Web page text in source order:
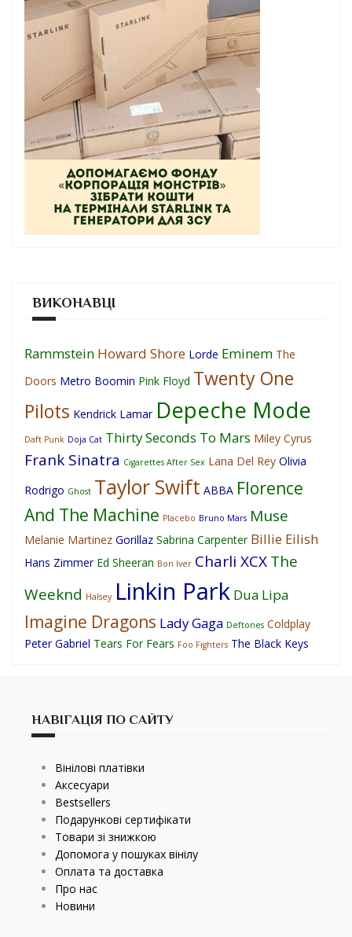
ВИКОНАВЦІ
Rammstein Howard Shore Lorde Eminem The
Doors Metro Boomin Pink Floyd Twenty One
Pilots Kendrick Lamar Depeche Mode
Daft Punk Doja Cat Thirty Seconds To Mars Miley Cyrus
Frank Sinatra Cigarettes After Sex Lana Del Rey Olivia
Rodrigo Ghost Taylor Swift ABBA Florence
And The Machine Placebo Bruno Mars Muse
Melanie Martinez Gorillaz Sabrina Carpenter Billie Eilish
Hans Zimmer Ed Sheeran Bon Iver Charli XCXThe
Weeknd Halsey Linkin Park Dua Lipa
Imagine Dragons Lady Gaga Deftones Coldplay
Peter Gabriel Tears For Fears Foo Fighters The Black Keys
НАВІГАЦІЯ ПО САЙТУ
Вінілові платівки
Аксесуари
Bestsellers
Подарункові сертифікати
Товари зі знижкою
Допомога у пошуках вінілу
Оплата та доставка
Про нас
Новини